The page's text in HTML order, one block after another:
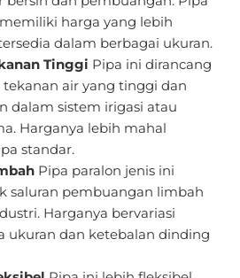
harga yang lebih
dalam berbagai ukuran.
Tinggi Pipa ini dirancang
air yang tinggi dan
dalam sistem irigasi atau
Harganya lebih mahal
standar.
Pipa paralon jenis ini
saluran pembuangan limbah
Harganya bervariasi
ukuran dan ketebalan dinding